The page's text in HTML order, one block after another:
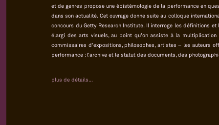
et de genres propose une épistémologie de la performance en
dans son actualité. Cet ouvrage donne suite au colloque
concours du Getty Research Institute. Il interroge les définitions
élargi des arts visuels, au point qu’on assiste à la
commissaires d’expositions, philosophes, artistes – les auteurs
performance : l’archive et le statut des documents, des
plus de détails...